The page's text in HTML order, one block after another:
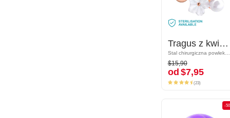
Tragus z kwiatem i z kryształem
Stal chirurgiczna powlekana różowym złotem 316L
$15,90
od$7,95
Tragus z kwiatem i z kryształem
Stal chirurgiczna powlekana różowym złotem 316L
$15,90
od $7,95
(23)
-50%
-